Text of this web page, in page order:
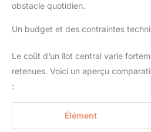
obstacle quotidien.
Un budget et des contraintes
Le coût d’un îlot central varie
retenues. Voici un aperçu
:
Élément